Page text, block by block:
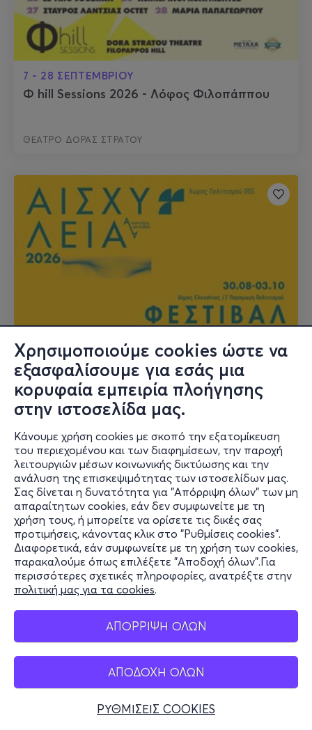
Χρησιμοποιούμε cookies ώστε να
εξασφαλίσουμε για εσάς μια
κορυφαία εμπειρία πλοήγησης
στην ιστοσελίδα μας.
Κάνουμε χρήση cookies με σκοπό την εξατομίκευση
του περιεχομένου και των διαφημίσεων, την παροχή
λειτουργιών μέσων κοινωνικής δικτύωσης και την
ανάλυση της επισκεψιμότητας των ιστοσελίδων μας.
Σας δίνεται η δυνατότητα για "Απόρριψη όλων" των μη
απαραίτητων cookies, εάν δεν συμφωνείτε με τη
χρήση τους, ή μπορείτε να ορίσετε τις δικές σας
προτιμήσεις, κάνοντας κλικ στο "Ρυθμίσεις cookies".
Διαφορετικά, εάν συμφωνείτε με τη χρήση των cookies,
παρακαλούμε όπως επιλέξετε "Αποδοχή όλων".Για
περισσότερες σχετικές πληροφορίες, ανατρέξτε στην
πολιτική μας για τα cookies.
ΑΠΟΡΡΙΨΗ ΟΛΩΝ
ΑΠΟΔΟΧΗ ΟΛΩΝ
ΡΥΘΜΙΣΕΙΣ COOKIES
7 - 28 ΣΕΠΤΕΜΒΡΙΟΥ
Φ hill Sessions 2026 - Λόφος Φιλοπάππου
ΘΕΑΤΡΟ ΔΟΡΑΣ ΣΤΡΑΤΟΥ
30 ΑΥΓ - 23 ΣΕΠ
ΦΕΣΤΙΒΑΛ ΑΙΣΧΥΛΕΙΑ 2026
ΠΟΛΛΑΠΛΟΙ ΧΩΡΟΙ
22 ΑΥΓ - 29 ΣΕΠ
Πέρσες (περιοδεία)
ΠΟΛΛΑΠΛΟΙ ΧΩΡΟΙ